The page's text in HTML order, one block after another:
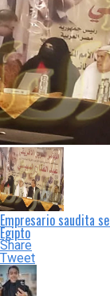
Empresario saudita
Egipto
Share
Tweet